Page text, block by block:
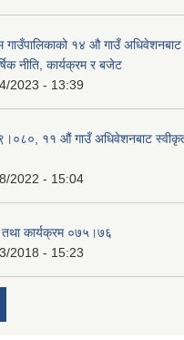
१४ औ गाउँ
नीति, कार्यक्रम र बजेट
2023 - 13:39
११ औं गाउँ अधिवेशनबाट स्वीकृत
2022 - 15:04
तथा कार्यक्रम ०७५।७६
2018 - 15:23